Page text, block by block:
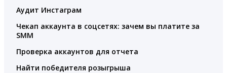
Аудит Инстаграм
Чекап аккаунта в соцсетях: зачем вы платите за
SMM
Проверка аккаунтов для отчета
Найти победителя розыгрыша